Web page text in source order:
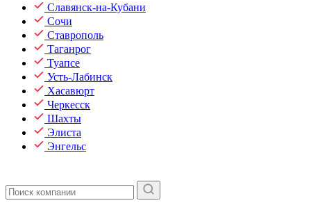
Славянск-на-Кубани
Сочи
Ставрополь
Таганрог
Туапсе
Усть-Лабинск
Хасавюрт
Черкесск
Шахты
Элиста
Энгельс